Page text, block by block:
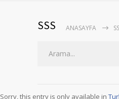
SSS ANASAYFA
Sorry, this entry is only available in